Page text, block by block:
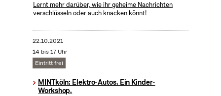
Lernt mehr darüber, wie ihr geheime Nachrichten
verschlüsseln oder auch knacken könnt!
22.10.2021
14 bis 17 Uhr
Eintritt frei
MINTköln: Elektro-Autos. Ein Kinder-
Workshop.